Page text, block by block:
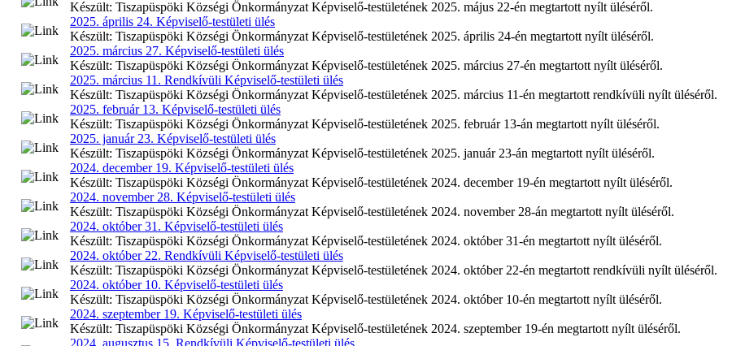
Készült: Tiszapüspöki Községi Önkormányzat Képviselő-testületének 2025. május 22-én megtartott nyílt üléséről.
2025. április 24. Képviselő-testületi ülés
Készült: Tiszapüspöki Községi Önkormányzat Képviselő-testületének 2025. április 24-én megtartott nyílt üléséről.
2025. március 27. Képviselő-testületi ülés
Készült: Tiszapüspöki Községi Önkormányzat Képviselő-testületének 2025. március 27-én megtartott nyílt üléséről.
2025. március 11. Rendkívüli Képviselő-testületi ülés
Készült: Tiszapüspöki Községi Önkormányzat Képviselő-testületének 2025. március 11-én megtartott rendkívüli nyílt üléséről.
2025. február 13. Képviselő-testületi ülés
Készült: Tiszapüspöki Községi Önkormányzat Képviselő-testületének 2025. február 13-án megtartott nyílt üléséről.
2025. január 23. Képviselő-testületi ülés
Készült: Tiszapüspöki Községi Önkormányzat Képviselő-testületének 2025. január 23-án megtartott nyílt üléséről.
2024. december 19. Képviselő-testületi ülés
Készült: Tiszapüspöki Községi Önkormányzat Képviselő-testületének 2024. december 19-én megtartott nyílt üléséről.
2024. november 28. Képviselő-testületi ülés
Készült: Tiszapüspöki Községi Önkormányzat Képviselő-testületének 2024. november 28-án megtartott nyílt üléséről.
2024. október 31. Képviselő-testületi ülés
Készült: Tiszapüspöki Községi Önkormányzat Képviselő-testületének 2024. október 31-én megtartott nyílt üléséről.
2024. október 22. Rendkívüli Képviselő-testületi ülés
Készült: Tiszapüspöki Községi Önkormányzat Képviselő-testületének 2024. október 22-én megtartott rendkívüli nyílt üléséről.
2024. október 10. Képviselő-testületi ülés
Készült: Tiszapüspöki Községi Önkormányzat Képviselő-testületének 2024. október 10-én megtartott nyílt üléséről.
2024. szeptember 19. Képviselő-testületi ülés
Készült: Tiszapüspöki Községi Önkormányzat Képviselő-testületének 2024. szeptember 19-én megtartott nyílt üléséről.
2024. augusztus 15. Rendkívüli Képviselő-testületi ülés